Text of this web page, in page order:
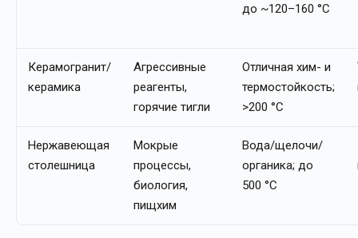
до ~120–160 °C
Керамогранит/
керамика
Агрессивные
реагенты,
горячие тигли
Отличная хим- и
термостойкость;
>200 °C
Нержавеющая
столешница
Мокрые
процессы,
биология,
пищхим
Вода/щелочи/
органика; до
500 °C